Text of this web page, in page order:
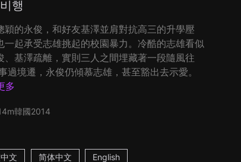
행
穎的永俊，和好友基澤並肩對抗高三的升學壓
一起承受志雄挑起的校園暴力。冷酷的志雄看似
、基澤疏離，實則三人之間埋藏著一段隨風往
過境遷，永俊仍傾慕志雄，甚至豁出去示愛。
多
韓國2014
文
简体中文 English